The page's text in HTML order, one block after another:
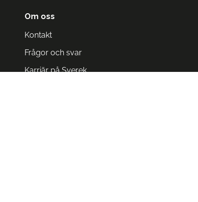
Om oss
Kontakt
Frågor och svar
Karriär på Sverek